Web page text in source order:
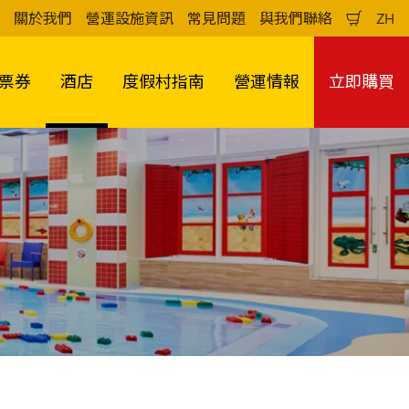
關於我們 營運設施資訊 常見問題 與我們聯絡
物
ZH
中
文
券 酒店 度假村指南 營運情報 立即購買